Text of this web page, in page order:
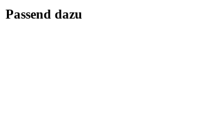
Passend dazu